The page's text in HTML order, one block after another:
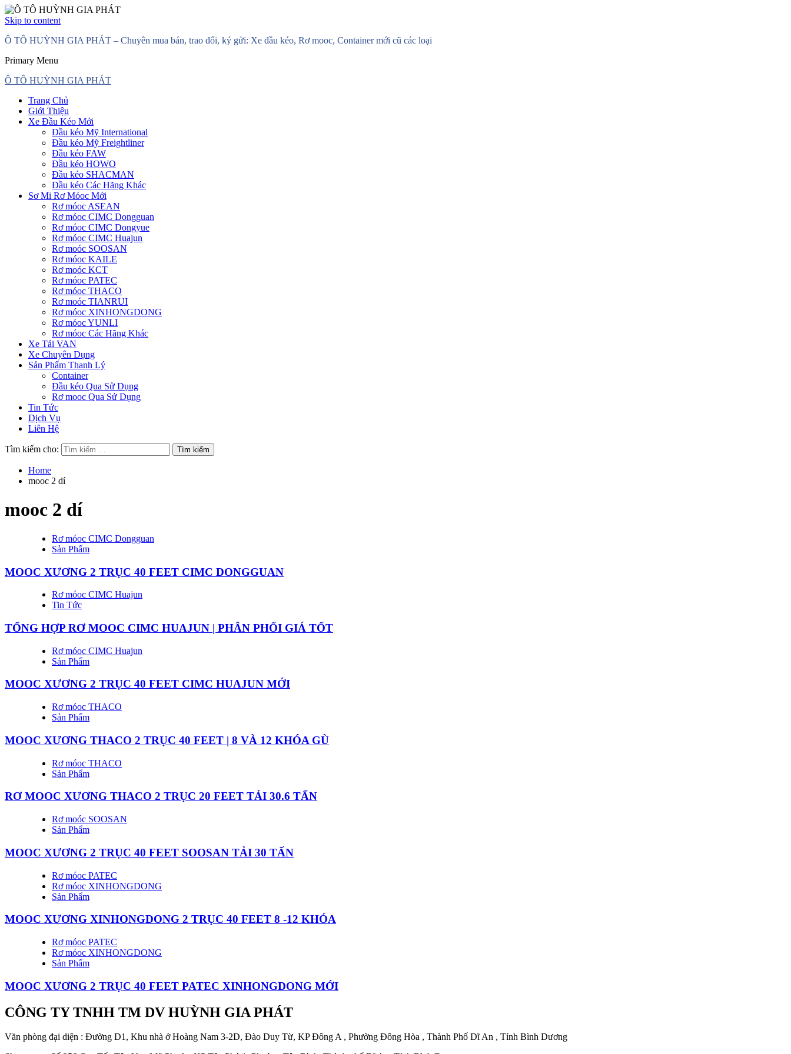
Skip to content
Ô TÔ HUỲNH GIA PHÁT – Chuyên mua bán, trao đổi, ký gửi: Xe đầu kéo, Rơ mooc, Container mới cũ các loại
Primary Menu
Ô TÔ HUỲNH GIA PHÁT
Trang Chủ
Giới Thiệu
Xe Đầu Kéo Mới
Đầu kéo Mỹ International
Đầu kéo Mỹ Freightliner
Đầu kéo FAW
Đầu kéo HOWO
Đầu kéo SHACMAN
Đầu kéo Các Hãng Khác
Sơ Mi Rơ Móoc Mới
Rơ móoc ASEAN
Rơ móoc CIMC Dongguan
Rơ móoc CIMC Dongyue
Rơ móoc CIMC Huajun
Rơ moóc SOOSAN
Rơ móoc KAILE
Rơ moóc KCT
Rơ móoc PATEC
Rơ móoc THACO
Rơ moóc TIANRUI
Rơ móoc XINHONGDONG
Rơ móoc YUNLI
Rơ móoc Các Hãng Khác
Xe Tải VAN
Xe Chuyên Dụng
Sản Phẩm Thanh Lý
Container
Đầu kéo Qua Sử Dụng
Rơ mooc Qua Sử Dụng
Tin Tức
Dịch Vụ
Liên Hệ
Tìm kiếm cho:
Home
mooc 2 dí
mooc 2 dí
Rơ móoc CIMC Dongguan
Sản Phẩm
MOOC XƯƠNG 2 TRỤC 40 FEET CIMC DONGGUAN
Rơ móoc CIMC Huajun
Tin Tức
TỔNG HỢP RƠ MOOC CIMC HUAJUN | PHÂN PHỐI GIÁ TỐT
Rơ móoc CIMC Huajun
Sản Phẩm
MOOC XƯƠNG 2 TRỤC 40 FEET CIMC HUAJUN MỚI
Rơ móoc THACO
Sản Phẩm
MOOC XƯƠNG THACO 2 TRỤC 40 FEET | 8 VÀ 12 KHÓA GÙ
Rơ móoc THACO
Sản Phẩm
RƠ MOOC XƯƠNG THACO 2 TRỤC 20 FEET TẢI 30.6 TẤN
Rơ moóc SOOSAN
Sản Phẩm
MOOC XƯƠNG 2 TRỤC 40 FEET SOOSAN TẢI 30 TẤN
Rơ móoc PATEC
Rơ móoc XINHONGDONG
Sản Phẩm
MOOC XƯƠNG XINHONGDONG 2 TRỤC 40 FEET 8 -12 KHÓA
Rơ móoc PATEC
Rơ móoc XINHONGDONG
Sản Phẩm
MOOC XƯƠNG 2 TRỤC 40 FEET PATEC XINHONGDONG MỚI
CÔNG TY TNHH TM DV HUỲNH GIA PHÁT
Văn phòng đại diện : Đường D1, Khu nhà ở Hoàng Nam 3-2D, Đào Duy Từ, KP Đông A , Phường Đông Hòa , Thành Phố Dĩ An , Tỉnh Bình Dương